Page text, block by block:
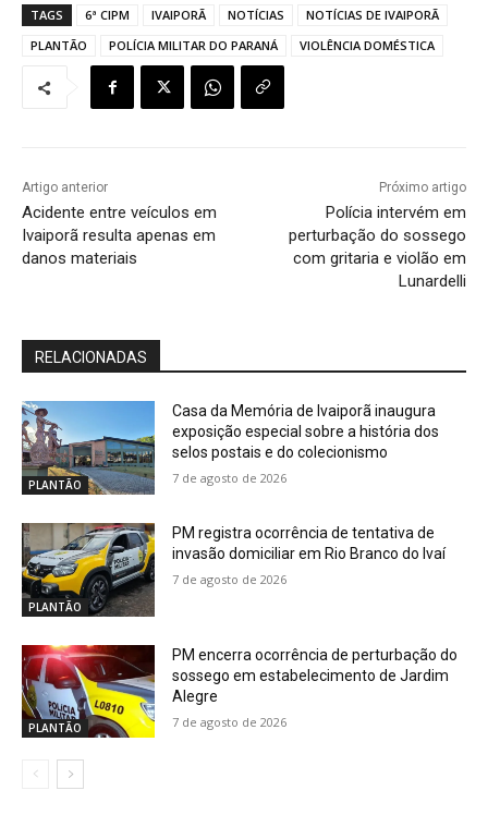
TAGS 6ª CIPM IVAIPORÃ NOTÍCIAS
NOTÍCIAS DE IVAIPORÃ
PLANTÃO
POLÍCIA MILITAR DO PARANÁ VIOLÊNCIA DOMÉSTICA
Artigo anterior
Acidente entre veículos em
Ivaiporã resulta apenas em
danos materiais
Próximo artigo
Polícia intervém em
perturbação do sossego
com gritaria e violão em
Lunardelli
RELACIONADAS
PLANTÃO
Casa da Memória de Ivaiporã inaugura
exposição especial sobre a história dos
selos postais e do colecionismo
7 de agosto de 2026
PLANTÃO
PM registra ocorrência de tentativa de
invasão domiciliar em Rio Branco do Ivaí
7 de agosto de 2026
PLANTÃO
PM encerra ocorrência de perturbação do
sossego em estabelecimento de Jardim
Alegre
7 de agosto de 2026